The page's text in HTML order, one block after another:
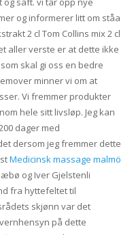
og informerer litt om ståa
2 cl Tom Collins mix 2 cl
aller verste er at dette ikke
skal gi oss en bedre
minner vi om at
Vi fremmer produkter
hele sitt livsløp. Jeg kan
dager med
dersom jeg fremmer dette
Medicinsk massage malmö
og Iver Gjelstenli
fra hyttefeltet til
skjønn var det
på dette